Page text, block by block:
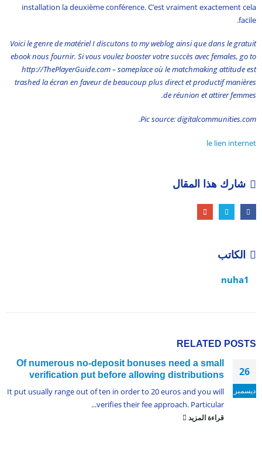
installation la deuxième conférence. C’est vraiment exactement cela
facile.
Voici le genre de matériel I discutons to my weblog ainsi que dans le gratuit
ebook nous fournir. Si vous voulez booster votre succès avec females, go to
http://ThePlayerGuide.com – someplace où le matchmaking attitude est
trashed la écran en faveur de beaucoup plus direct et productif manières
de réunion et attirer femmes.
Pic source: digitalcommunities.com.
le lien internet
شارك هذا المقال
الكاتب
nuha1
RELATED POSTS
26
ديسمبر
Of numerous no-deposit bonuses need a small
verification put before allowing distributions
It put usually range out of ten in order to 20 euros and you will
verifies their fee approach. Particular...
قراءة المزيد